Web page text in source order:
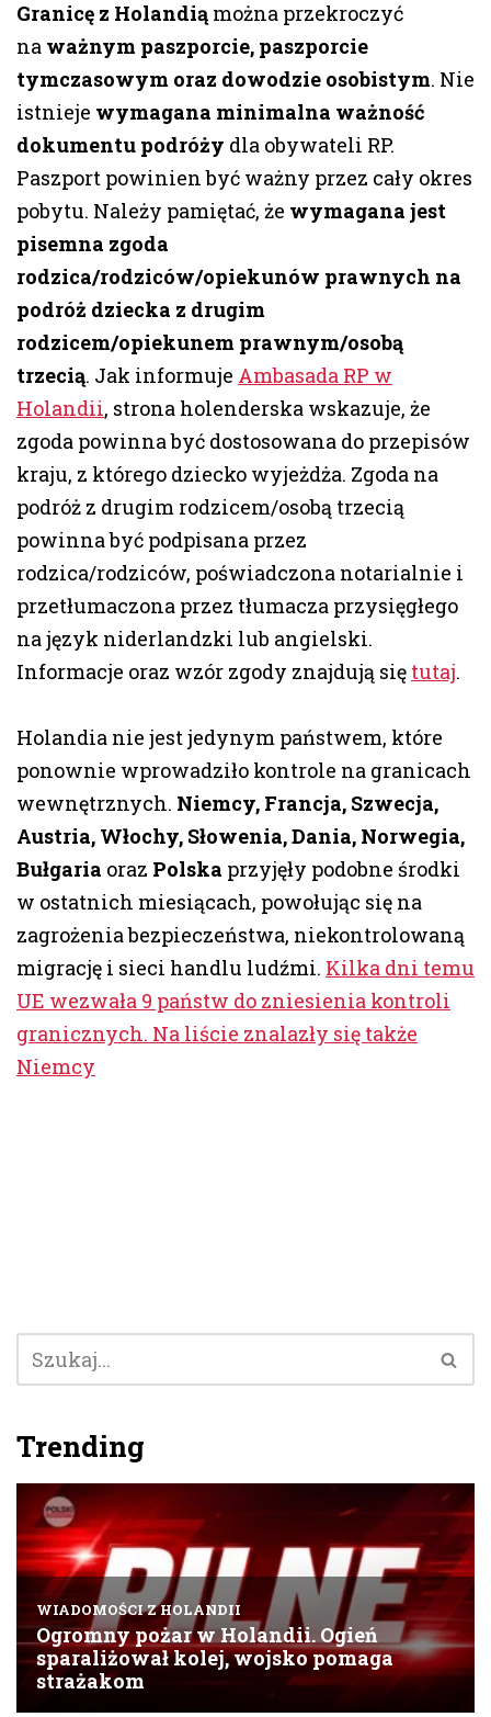
Granicę z Holandią można przekroczyć
na ważnym paszporcie, paszporcie
tymczasowym oraz dowodzie osobistym. Nie
istnieje wymagana minimalna ważność
dokumentu podróży dla obywateli RP.
Paszport powinien być ważny przez cały okres
pobytu. Należy pamiętać, że wymagana jest
pisemna zgoda
rodzica/rodziców/opiekunów prawnych na
podróż dziecka z drugim
rodzicem/opiekunem prawnym/osobą
trzecią. Jak informuje Ambasada RP w
Holandii, strona holenderska wskazuje, że
zgoda powinna być dostosowana do przepisów
kraju, z którego dziecko wyjeżdża. Zgoda na
podróż z drugim rodzicem/osobą trzecią
powinna być podpisana przez
rodzica/rodziców, poświadczona notarialnie i
przetłumaczona przez tłumacza przysięgłego
na język niderlandzki lub angielski.
Informacje oraz wzór zgody znajdują się tutaj.
Holandia nie jest jedynym państwem, które
ponownie wprowadziło kontrole na granicach
wewnętrznych. Niemcy, Francja, Szwecja,
Austria, Włochy, Słowenia, Dania, Norwegia,
Bułgaria oraz Polska przyjęły podobne środki
w ostatnich miesiącach, powołując się na
zagrożenia bezpieczeństwa, niekontrolowaną
migrację i sieci handlu ludźmi. Kilka dni temu
UE wezwała 9 państw do zniesienia kontroli
granicznych. Na liście znalazły się także
Niemcy
Trending